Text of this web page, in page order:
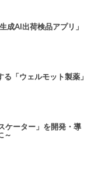
成AI出荷検品アプリ」
「ウェルモット製薬」
ケーター」を開発・導
～